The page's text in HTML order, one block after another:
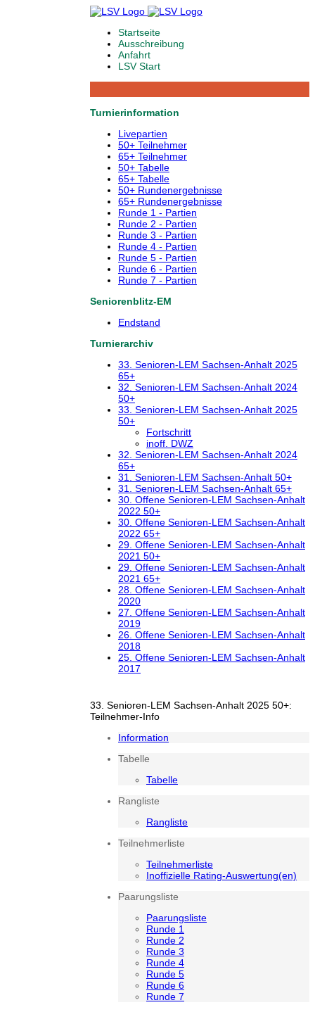
Startseite
Ausschreibung
Anfahrt
LSV Start
Turnierinformation
Livepartien
50+ Teilnehmer
65+ Teilnehmer
50+ Tabelle
65+ Tabelle
50+ Rundenergebnisse
65+ Rundenergebnisse
Runde 1 - Partien
Runde 2 - Partien
Runde 3 - Partien
Runde 4 - Partien
Runde 5 - Partien
Runde 6 - Partien
Runde 7 - Partien
Seniorenblitz-EM
Endstand
Turnierarchiv
33. Senioren-LEM Sachsen-Anhalt 2025
65+
32. Senioren-LEM Sachsen-Anhalt 2024
50+
33. Senioren-LEM Sachsen-Anhalt 2025
50+
Fortschritt
inoff. DWZ
32. Senioren-LEM Sachsen-Anhalt 2024
65+
31. Senioren-LEM Sachsen-Anhalt 50+
31. Senioren-LEM Sachsen-Anhalt 65+
30. Offene Senioren-LEM Sachsen-Anhalt
2022 50+
30. Offene Senioren-LEM Sachsen-Anhalt
2022 65+
29. Offene Senioren-LEM Sachsen-Anhalt
2021 50+
29. Offene Senioren-LEM Sachsen-Anhalt
2021 65+
28. Offene Senioren-LEM Sachsen-Anhalt
2020
27. Offene Senioren-LEM Sachsen-Anhalt
2019
26. Offene Senioren-LEM Sachsen-Anhalt
2018
25. Offene Senioren-LEM Sachsen-Anhalt
2017
33. Senioren-LEM Sachsen-Anhalt 2025 50+:
Teilnehmer-Info
Information
Tabelle
Tabelle
Rangliste
Rangliste
Teilnehmerliste
Teilnehmerliste
Inoffizielle Rating-Auswertung(en)
Paarungsliste
Paarungsliste
Runde 1
Runde 2
Runde 3
Runde 4
Runde 5
Runde 6
Runde 7